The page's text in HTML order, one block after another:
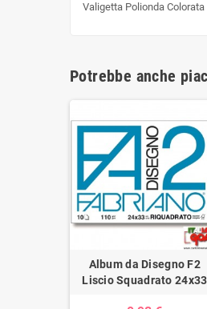
Valigetta Polionda
Potrebbe anche
Album da Disegno F2
Liscio Squadrato 24x33